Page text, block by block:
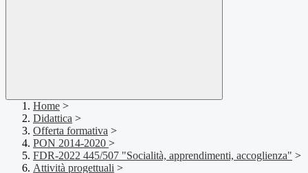
Home >
Didattica >
Offerta formativa >
PON 2014-2020 >
FDR-2022 445/507 "Socialità, apprendimenti, accoglienza" >
Attività progettuali >